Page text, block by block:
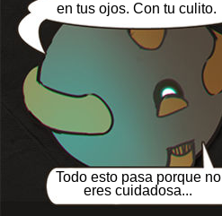
en tus ojos. Con tu culito.
Todo esto pasa porque no
eres cuidadosa...